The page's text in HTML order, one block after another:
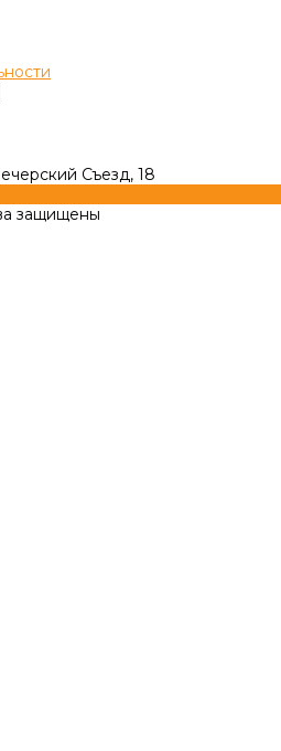
Съезд, 18
защищены